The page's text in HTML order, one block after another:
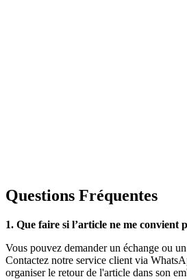
Questions Fréquentes
1. Que faire si l’article ne me convient
Vous pouvez demander un échange ou
Contactez notre service client via
organiser le retour de l'article dans son